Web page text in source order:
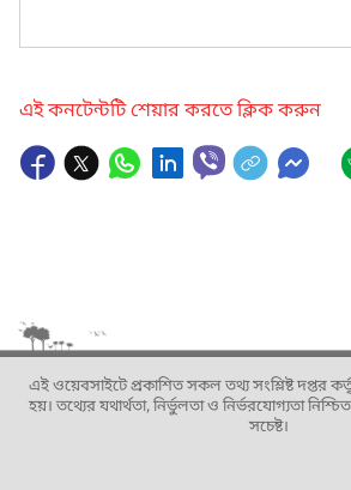
এই কনটেন্টটি শেয়ার করতে ক্লিক করুন
এই ওয়েবসাইটে প্রকাশিত সকল তথ্য সংশ্লিষ্ট দপ্তর
হয়। তথ্যের যথার্থতা, নির্ভুলতা ও নির্ভরযোগ্যতা
সচেষ্ট।